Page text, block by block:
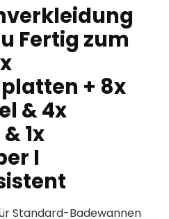
Fertig zum
+ 8x
& 4x
1x
I
Standard-Badewannen